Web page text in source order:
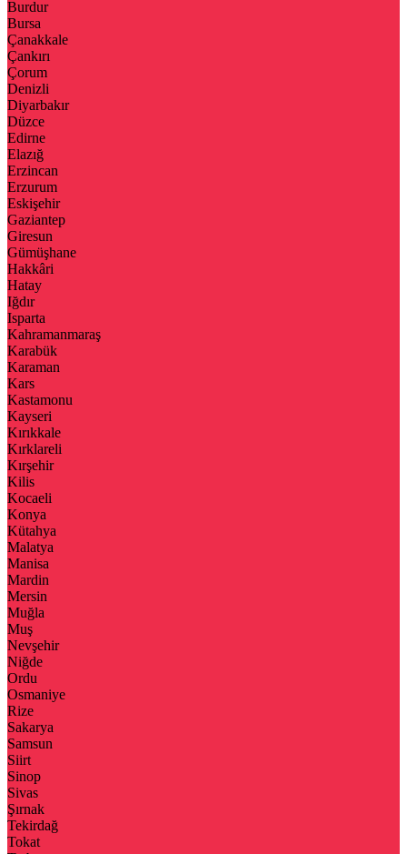
Burdur
Bursa
Çanakkale
Çankırı
Çorum
Denizli
Diyarbakır
Düzce
Edirne
Elazığ
Erzincan
Erzurum
Eskişehir
Gaziantep
Giresun
Gümüşhane
Hakkâri
Hatay
Iğdır
Isparta
Kahramanmaraş
Karabük
Karaman
Kars
Kastamonu
Kayseri
Kırıkkale
Kırklareli
Kırşehir
Kilis
Kocaeli
Konya
Kütahya
Malatya
Manisa
Mardin
Mersin
Muğla
Muş
Nevşehir
Niğde
Ordu
Osmaniye
Rize
Sakarya
Samsun
Siirt
Sinop
Sivas
Şırnak
Tekirdağ
Tokat